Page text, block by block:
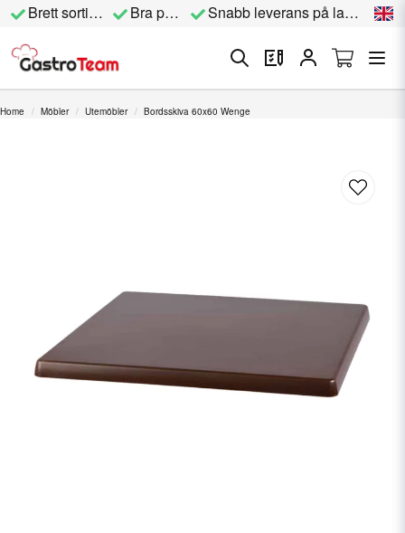
Brett sortiment Bra priser Snabb leverans på lagervara
Home Möbler Utemöbler Bordsskiva 60x60 Wenge